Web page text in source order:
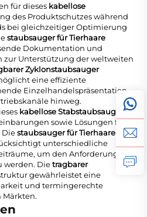
für dieses kabellose
des Produktschutzes während
bei gleichzeitiger Optimierung
staubsauger für Tierhaare
Dokumentation und
zur Unterstützung der weltweiten
Zyklonstaubsauger
eine effiziente
Einzelhandelspräsentation
hinweg.
kabellose Stabstaubsauger
sowie Lösungen für
Diestaubsauger für Tierhaare
unterschiedliche
um den Anforderungen
werden. Dietragbarer
gewährleistet eine
und termingerechte